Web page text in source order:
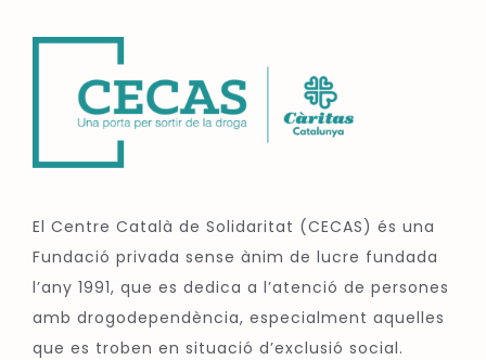
El Centre Català de Solidaritat (CECAS) és una
Fundació privada sense ànim de lucre fundada
l’any 1991, que es dedica a l’atenció de persones
amb drogodependència, especialment aquelles
que es troben en situació d’exclusió social.